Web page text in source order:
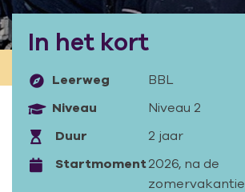
In het kort
Leerweg
BBL
Niveau
Niveau 2
Duur
2 jaar
Startmoment2026, na de
zomervakantie